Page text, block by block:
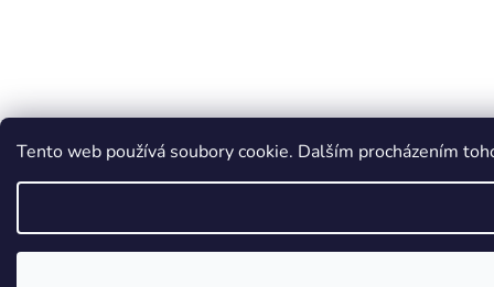
Tento web používá soubory cookie. Dalším procházením